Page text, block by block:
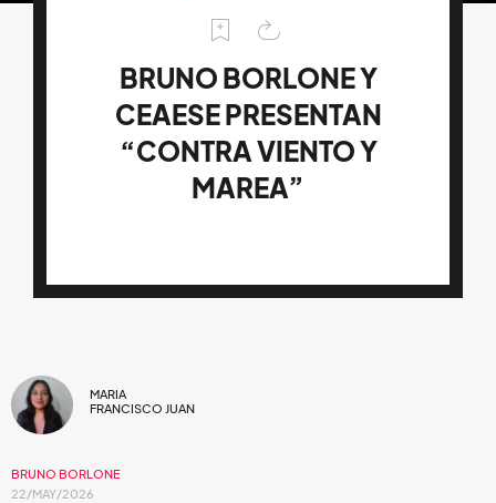
BRUNO BORLONE Y
CEAESE PRESENTAN
“CONTRA VIENTO Y
MAREA”
MARIA
FRANCISCO JUAN
BRUNO BORLONE
22/MAY/2026